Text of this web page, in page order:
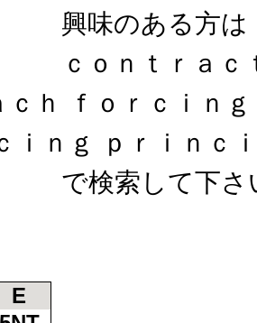
ある方は
ｒａｃｔ
ｃｈ ｆｏｒｃｉｎ
ｉｎｇ ｐｒｉｎｃ
して下さ
E